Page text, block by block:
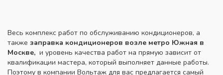
Весь комплекс работ по обслуживанию кондиционеров, а
также заправка кондиционеров возле метро Южная в
Москве, и уровень качества работ на прямую зависит от
квалификации мастера, который выполняет данные работы.
Поэтому в компании Вольтаж для вас предлагается самый